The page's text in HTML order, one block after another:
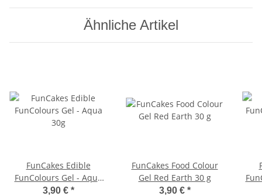
Ähnliche Artikel
FunCakes Edible
FunColours Gel - Aqua
30g
3,90 € *
FunCakes Food Colour
Gel Red Earth 30 g
3,90 € *